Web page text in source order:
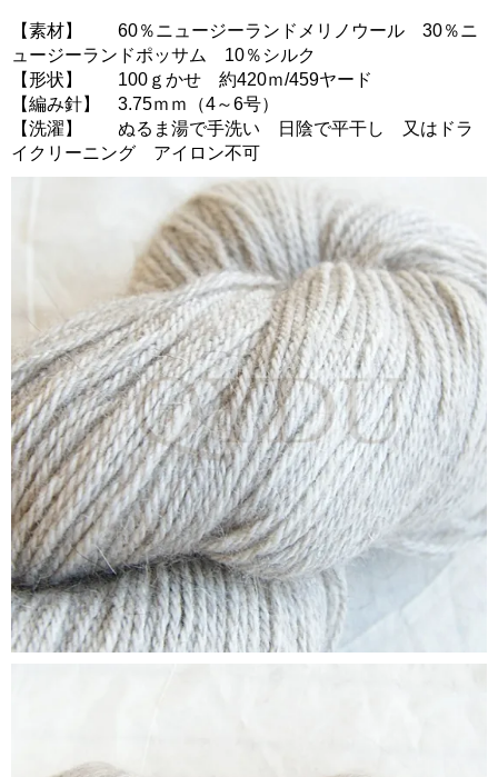
【素材】 60％ニュージーランドメリノウール 30％ニ
ュージーランドポッサム 10％シルク
【形状】 100ｇかせ 約420ｍ/459ヤード
【編み針】 3.75ｍｍ（4～6号）
【洗濯】 ぬるま湯で手洗い 日陰で平干し 又はドラ
イクリーニング アイロン不可